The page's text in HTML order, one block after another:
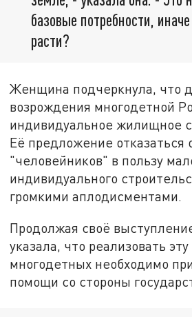
базовые потребности,
расти?
Женщина подчеркнула, что
возрождения многодетной
индивидуальное жилищное
Её предложение отказаться
"человейников" в пользу
индивидуального
громкими аплодисментами.
Продолжая своё
указала, что реализовать
многодетных необходимо
помощи со стороны